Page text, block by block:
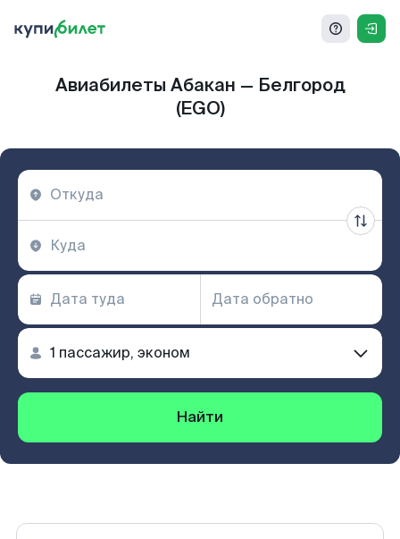
Авиабилеты Абакан — Белгород
(EGO)
Найти